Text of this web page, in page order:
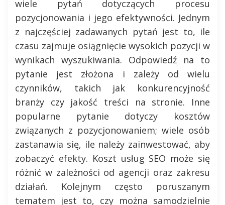
wiele pytań dotyczących procesu
pozycjonowania i jego efektywności. Jednym
z najczęściej zadawanych pytań jest to, ile
czasu zajmuje osiągnięcie wysokich pozycji w
wynikach wyszukiwania. Odpowiedź na to
pytanie jest złożona i zależy od wielu
czynników, takich jak konkurencyjność
branży czy jakość treści na stronie. Inne
popularne pytanie dotyczy kosztów
związanych z pozycjonowaniem; wiele osób
zastanawia się, ile należy zainwestować, aby
zobaczyć efekty. Koszt usług SEO może się
różnić w zależności od agencji oraz zakresu
działań. Kolejnym często poruszanym
tematem jest to, czy można samodzielnie